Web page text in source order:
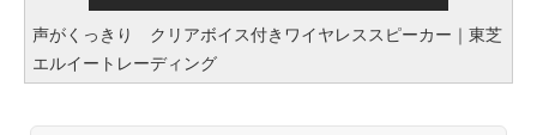
声がくっきり クリアボイス付きワイヤレススピーカー｜東芝
エルイートレーディング